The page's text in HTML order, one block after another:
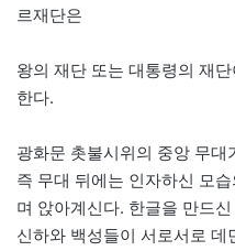
르재단은
왕의 재단 또는 대통령의 재
한다.
광화문 촛불시위의 중앙 무
즉 무대 뒤에는 인자하신 모
며 앉아계신다. 한글을 만드
신하와 백성들이 서로서로